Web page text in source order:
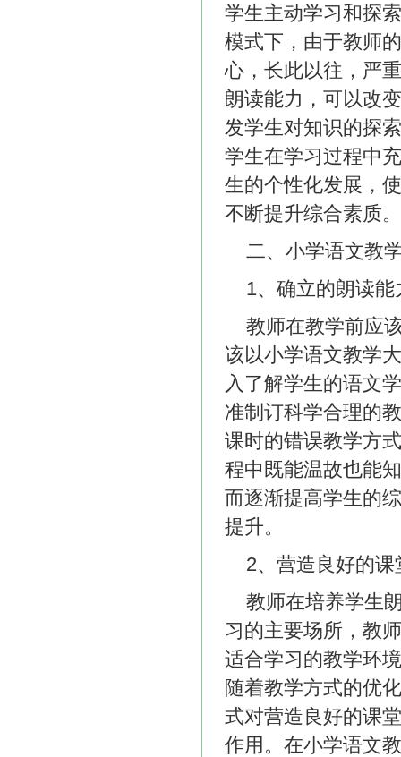
学生主动学习和探
模式下，由于教师
心，长此以往，严
朗读能力，可以改
发学生对知识的探
学生在学习过程中
生的个性化发展，
不断提升综合素质。
二、小学语文教
1、确立的朗读
教师在教学前应
该以小学语文教学
入了解学生的语文
准制订科学合理的
课时的错误教学方
程中既能温故也能
而逐渐提高学生的
提升。
2、营造良好的
教师在培养学生
习的主要场所，教
适合学习的教学环
随着教学方式的优
式对营造良好的课
作用。在小学语文